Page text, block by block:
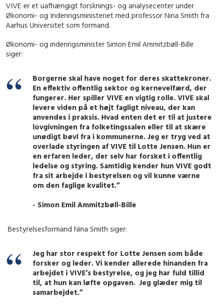
VIVE er et uafhængigt forsknings- og analysecenter under
Økonomi- og Indenrigsministeriet med professor Nina Smith fra
Aarhus Universitet som formand.
Økonomi- og indenrigsminister Simon Emil Ammitzbøll-Bille
siger:
Borgerne skal have noget for deres skattekroner.
En effektiv offentlig sektor og kernevelfærd, der
fungerer. Her spiller VIVE en vigtig rolle. VIVE skal
levere viden på et højt fagligt niveau, der kan
anvendes i praksis. Hvad enten det er til at justere
lovgivningen fra folketingssalen eller til at skære
unødigt bøvl fra i kommunerne. Jeg er tryg ved at
overlade styringen af VIVE til Lotte Jensen. Hun er
en erfaren leder, der selv har forsket i offentlig
ledelse og styring. Samtidig kender hun VIVE godt
fra sit arbejde i bestyrelsen og vil kunne værne
om den faglige kvalitet.”
- Simon Emil Ammitzbøll-Bille
Bestyrelsesformand Nina Smith siger:
Jeg har stor respekt for Lotte Jensen som både
forsker og leder. Vi kender allerede hinanden fra
arbejdet i VIVE’s bestyrelse, og jeg har fuld tillid
til, at hun kan løfte opgaven. Jeg glæder mig til
samarbejdet.”